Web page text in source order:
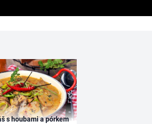
s houbami a pórkem